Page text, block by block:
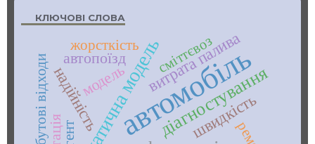
КЛЮЧОВІ СЛОВА
автомобіль
діагностування
надійність
витрата палива
швидкість
автопоїзд
модель
жорсткість сміттєвоз
агент